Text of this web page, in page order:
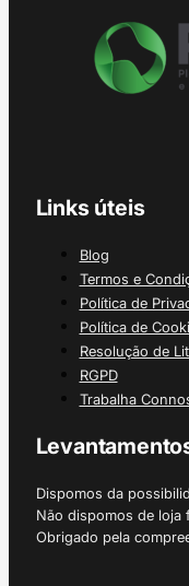
Links úteis
Blog
Termos e
Política de
Política de
Resolução de
RGPD
Trabalha
Dispomos da
Não dispomos de
Obrigado pela